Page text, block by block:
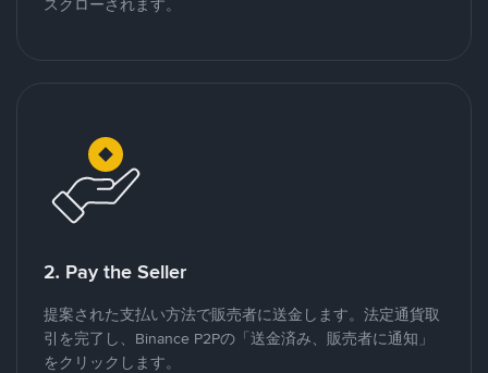
スクローされます。
2. Pay the Seller
提案された支払い方法で販売者に送金します。法定通貨取
引を完了し、Binance P2Pの「送金済み、販売者に通知」
をクリックします。